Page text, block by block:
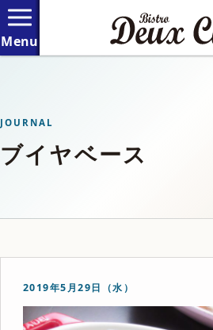
JOURNAL
ブイヤベース
2019年5月29日（水）